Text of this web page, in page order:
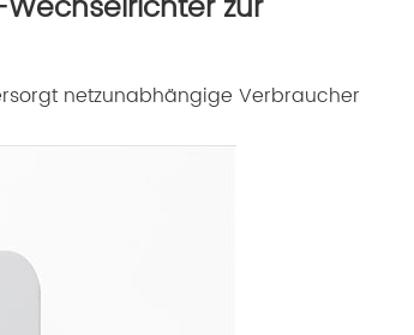
netzunabhängige Verbraucher